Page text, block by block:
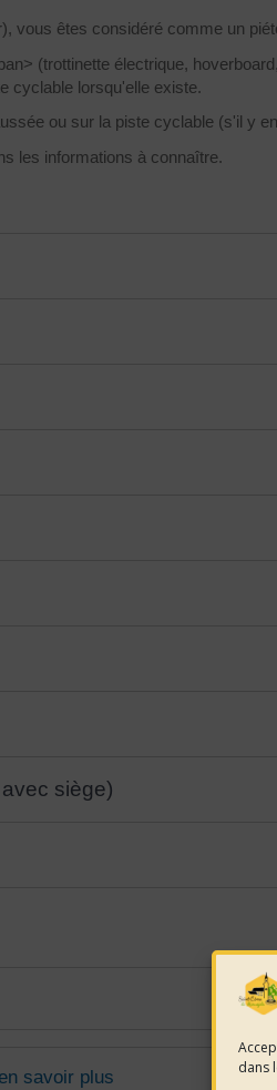
dans
vous êtes considéré comme un
(trottinette électrique,
cyclable lorsqu'elle existe.
ou sur la piste cyclable (s'il y
les informations à connaître.
siège)
savoir plus